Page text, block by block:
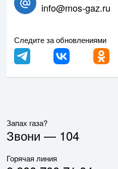
info@mos-gaz.ru
Следите за обновлениями
Запах газа?
Звони — 104
Горячая линия